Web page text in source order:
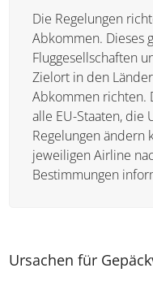
Die Regelungen
Abkommen. Dieses
Fluggesellschaften
Zielort in den
Abkommen richten.
alle EU-Staaten, die
Regelungen ändern
jeweiligen Airline
Bestimmungen
Ursachen für